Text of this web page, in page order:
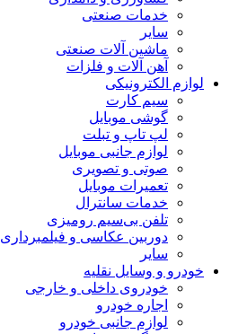
خدمات صنعتی
سایر
ماشین آلات صنعتی
آهن آلات و فلزات
لوازم الکترونیکی
سیم کارت
گوشی موبایل
لپ تاپ و تبلت
لوازم جانبی موبایل
صوتی و تصویری
تعمیرات موبایل
خدمات سانترال
تلفن بی‌سیم رومیزی
دوربین عکاسی و فیلمبرداری
سایر
خودرو و وسایل نقلیه
خودروی داخلی و خارجی
اجاره خودرو
لوازم جانبی خودرو